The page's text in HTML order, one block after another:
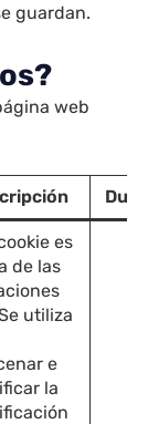
guardan.
web
es
de las
utiliza
e
la